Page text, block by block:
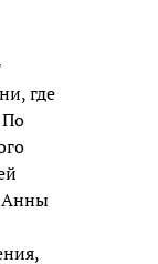
где
По
Анны